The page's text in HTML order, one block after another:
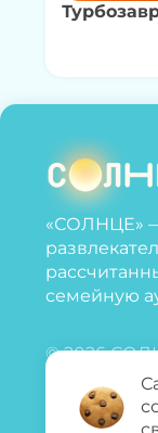
«СОЛНЦЕ»
семейную
© 2026